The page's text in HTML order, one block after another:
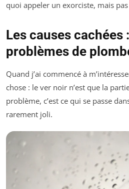
quoi appeler un exorciste, mais
Les causes
problèmes de
Quand j’ai commencé à
chose : le ver noir n’est que la
problème, c’est ce qui se passe
rarement joli.